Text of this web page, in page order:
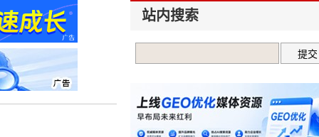
站内搜索